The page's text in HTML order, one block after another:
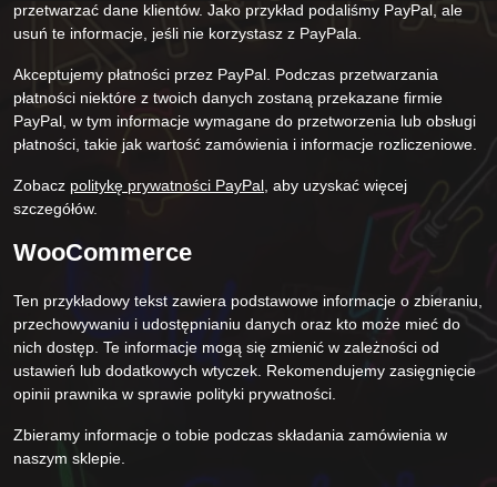
przetwarzać dane klientów. Jako przykład podaliśmy PayPal, ale
usuń te informacje, jeśli nie korzystasz z PayPala.
Akceptujemy płatności przez PayPal. Podczas przetwarzania
płatności niektóre z twoich danych zostaną przekazane firmie
PayPal, w tym informacje wymagane do przetworzenia lub obsługi
płatności, takie jak wartość zamówienia i informacje rozliczeniowe.
Zobacz politykę prywatności PayPal , aby uzyskać więcej
szczegółów.
WooCommerce
Ten przykładowy tekst zawiera podstawowe informacje o zbieraniu,
przechowywaniu i udostępnianiu danych oraz kto może mieć do
nich dostęp. Te informacje mogą się zmienić w zależności od
ustawień lub dodatkowych wtyczek. Rekomendujemy zasięgnięcie
opinii prawnika w sprawie polityki prywatności.
Zbieramy informacje o tobie podczas składania zamówienia w
naszym sklepie.